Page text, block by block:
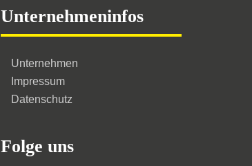
Unternehmeninfos
Unternehmen
Impressum
Datenschutz
Folge uns